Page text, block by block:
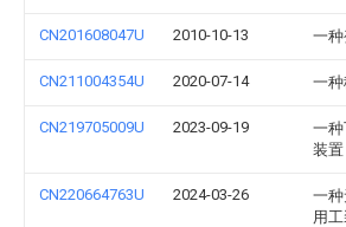
CN201608047U 2010-10-13 一
CN211004354U 2020-07-14 一
CN219705009U 2023-09-19
一
装置
CN220664763U 2024-03-26
一
用工